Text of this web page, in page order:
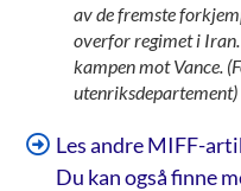
av de fremste
overfor regimet i
kampen mot Vance.
utenriksdepartement)
Les andre MIFF-
Du kan også finne